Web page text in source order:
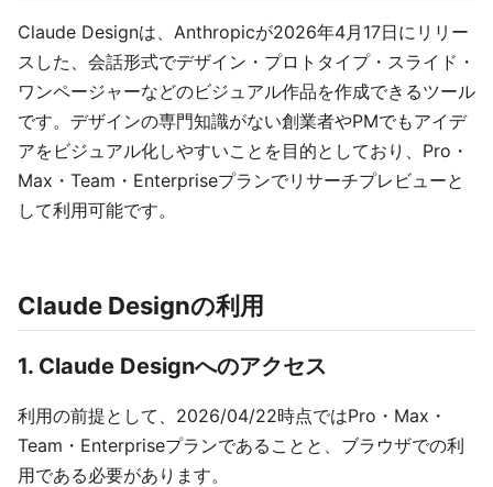
Claude Designは、Anthropicが2026年4月17日にリリー
スした、会話形式でデザイン・プロトタイプ・スライド・
ワンページャーなどのビジュアル作品を作成できるツール
です。デザインの専門知識がない創業者やPMでもアイデ
アをビジュアル化しやすいことを目的としており、Pro・
Max・Team・Enterpriseプランでリサーチプレビューと
して利用可能です。
Claude Designの利用
1. Claude Designへのアクセス
利用の前提として、2026/04/22時点ではPro・Max・
Team・Enterpriseプランであることと、ブラウザでの利
用である必要があります。